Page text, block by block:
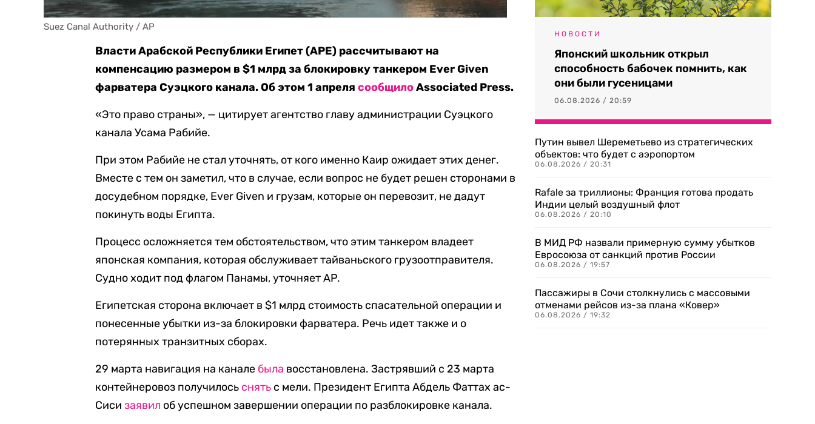
Suez Canal Authority / AP
Власти Арабской Республики Египет (АРЕ) рассчитывают на
компенсацию размером в $1 млрд за блокировку танкером Ever Given
фарватера Суэцкого канала. Об этом 1 апрелясообщилоAssociated Press.
«Это право страны», — цитирует агентство главу администрации Суэцкого
канала Усама Рабийе.
При этом Рабийе не стал уточнять, от кого именно Каир ожидает этих денег.
Вместе с тем он заметил, что в случае, если вопрос не будет решен сторонами в
досудебном порядке, Ever Given и грузам, которые он перевозит, не дадут
покинуть воды Египта.
Процесс осложняется тем обстоятельством, что этим танкером владеет
японская компания, которая обслуживает тайваньского грузоотправителя.
Судно ходит под флагом Панамы, уточняет AP.
Египетская сторона включает в $1 млрд стоимость спасательной операции и
понесенные убытки из-за блокировки фарватера. Речь идет также и о
потерянных транзитных сборах.
29 марта навигация на канале была восстановлена. Застрявший с 23 марта
контейнеровоз получилось снять с мели. Президент Египта Абдель Фаттах ас-
Сисизаявил об успешном завершении операции по разблокировке канала.
НОВОСТИ
Японский школьник открыл
способность бабочек помнить, как
они были гусеницами
06.08.2026 / 20:59
Путин вывел Шереметьево из стратегических
объектов: что будет с аэропортом
06.08.2026 / 20:31
Rafale за триллионы: Франция готова продать
Индии целый воздушный флот
06.08.2026 / 20:10
В МИД РФ назвали примерную сумму убытков
Евросоюза от санкций против России
06.08.2026 / 19:57
Пассажиры в Сочи столкнулись с массовыми
отменами рейсов из-за плана «Ковер»
06.08.2026 / 19:32